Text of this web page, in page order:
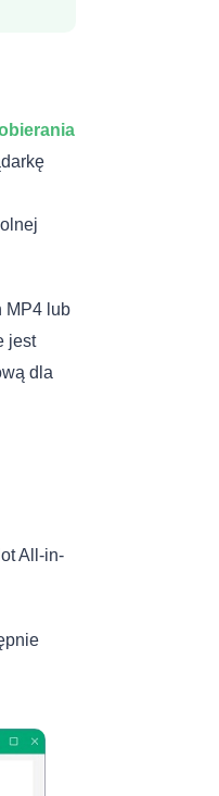
MP4 lub
jest
dla
All-in-